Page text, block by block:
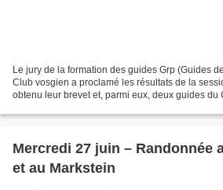
Le jury de la formation des guides Grp (Guides
Club vosgien a proclamé les résultats de la
obtenu leur brevet et, parmi eux, deux guides du
Mercredi 27 juin – Randonnée
et au Markstein